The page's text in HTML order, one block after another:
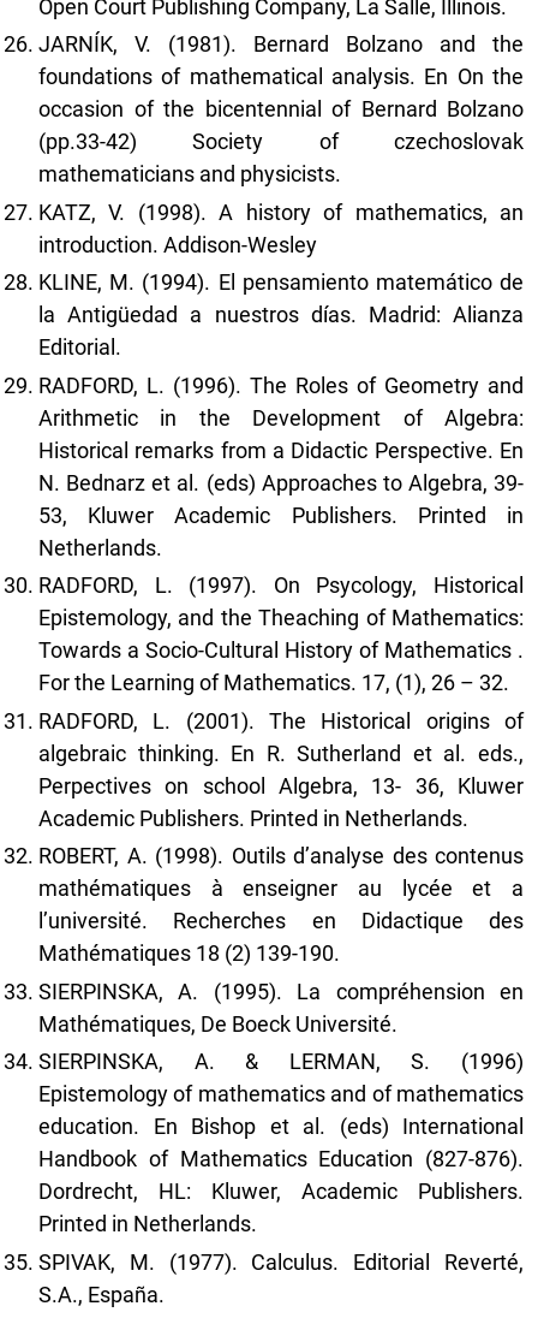
Open Court Publishing Company, La Salle, Illinois.
JARNÍK, V. (1981). Bernard Bolzano and the
foundations of mathematical analysis. En On the
occasion of the bicentennial of Bernard Bolzano
(pp.33-42) Society of czechoslovak
mathematicians and physicists.
KATZ, V. (1998). A history of mathematics, an
introduction. Addison-Wesley
KLINE, M. (1994). El pensamiento matemático de
la Antigüedad a nuestros días. Madrid: Alianza
Editorial.
RADFORD, L. (1996). The Roles of Geometry and
Arithmetic in the Development of Algebra:
Historical remarks from a Didactic Perspective. En
N. Bednarz et al. (eds) Approaches to Algebra, 39-
53, Kluwer Academic Publishers. Printed in
Netherlands.
RADFORD, L. (1997). On Psycology, Historical
Epistemology, and the Theaching of Mathematics:
Towards a Socio-Cultural History of Mathematics .
For the Learning of Mathematics. 17, (1), 26 – 32.
RADFORD, L. (2001). The Historical origins of
algebraic thinking. En R. Sutherland et al. eds.,
Perpectives on school Algebra, 13- 36, Kluwer
Academic Publishers. Printed in Netherlands.
ROBERT, A. (1998). Outils d’analyse des contenus
mathématiques à enseigner au lycée et a
l’université. Recherches en Didactique des
Mathématiques 18 (2) 139-190.
SIERPINSKA, A. (1995). La compréhension en
Mathématiques, De Boeck Université.
SIERPINSKA, A. & LERMAN, S. (1996)
Epistemology of mathematics and of mathematics
education. En Bishop et al. (eds) International
Handbook of Mathematics Education (827-876).
Dordrecht, HL: Kluwer, Academic Publishers.
Printed in Netherlands.
SPIVAK, M. (1977). Calculus. Editorial Reverté,
S.A., España.